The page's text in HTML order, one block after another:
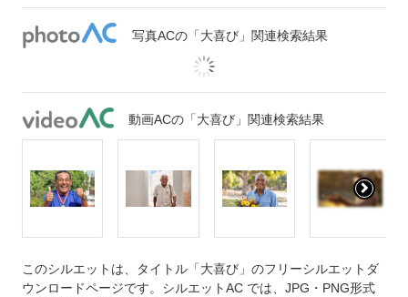
写真ACの「大喜び」関連検索結果
動画ACの「大喜び」関連検索結果
このシルエットは、タイトル「大喜び」のフリーシルエットダ
ウンロードページです。シルエットAC では、JPG・PNG形式